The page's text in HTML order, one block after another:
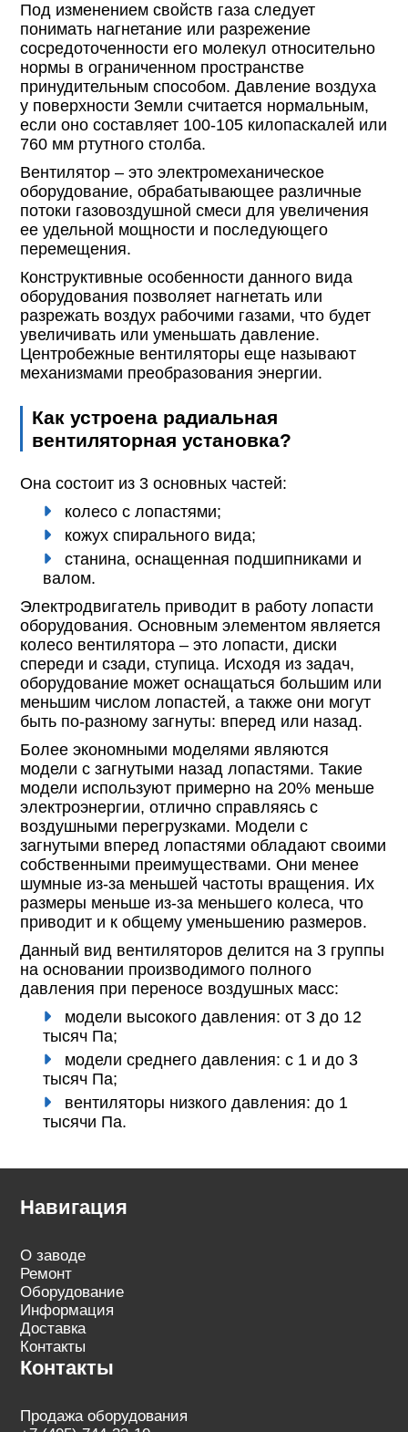
Под изменением свойств газа следует
понимать нагнетание или разрежение
сосредоточенности его молекул относительно
нормы в ограниченном пространстве
принудительным способом. Давление воздуха
у поверхности Земли считается нормальным,
если оно составляет 100-105 килопаскалей или
760 мм ртутного столба.
Вентилятор – это электромеханическое
оборудование, обрабатывающее различные
потоки газовоздушной смеси для увеличения
ее удельной мощности и последующего
перемещения.
Конструктивные особенности данного вида
оборудования позволяет нагнетать или
разрежать воздух рабочими газами, что будет
увеличивать или уменьшать давление.
Центробежные вентиляторы еще называют
механизмами преобразования энергии.
Как устроена радиальная
вентиляторная установка?
Она состоит из 3 основных частей:
колесо с лопастями;
кожух спирального вида;
станина, оснащенная подшипниками и
валом.
Электродвигатель приводит в работу лопасти
оборудования. Основным элементом является
колесо вентилятора – это лопасти, диски
спереди и сзади, ступица. Исходя из задач,
оборудование может оснащаться большим или
меньшим числом лопастей, а также они могут
быть по-разному загнуты: вперед или назад.
Более экономными моделями являются
модели с загнутыми назад лопастями. Такие
модели используют примерно на 20% меньше
электроэнергии, отлично справляясь с
воздушными перегрузками. Модели с
загнутыми вперед лопастями обладают своими
собственными преимуществами. Они менее
шумные из-за меньшей частоты вращения. Их
размеры меньше из-за меньшего колеса, что
приводит и к общему уменьшению размеров.
Данный вид вентиляторов делится на 3 группы
на основании производимого полного
давления при переносе воздушных масс:
модели высокого давления: от 3 до 12
тысяч Па;
модели среднего давления: с 1 и до 3
тысяч Па;
вентиляторы низкого давления: до 1
тысячи Па.
Навигация
О заводе
Ремонт
Оборудование
Информация
Доставка
Контакты
Контакты
Продажа оборудования